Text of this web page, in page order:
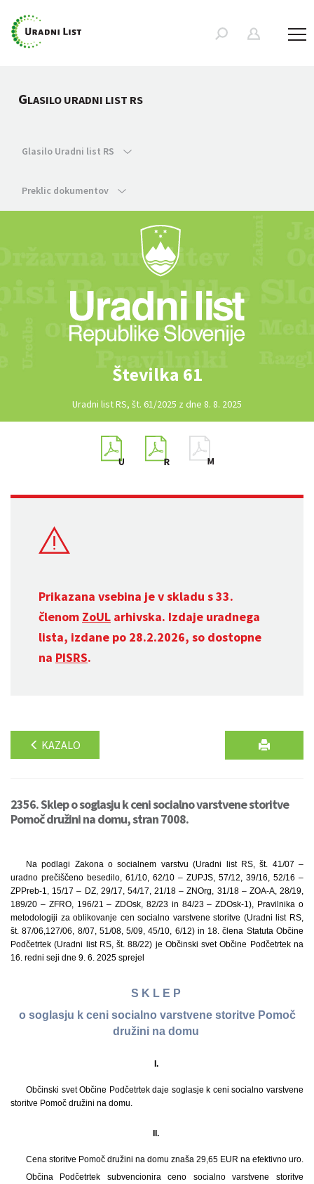
GLASILO URADNI LIST RS
Glasilo Uradni list RS
Preklic dokumentov
Številka 61
Uradni list RS, št. 61/2025 z dne 8. 8. 2025
Prikazana vsebina je v skladu s 33.
členom ZoUL arhivska. Izdaje uradnega
lista, izdane po 28.2.2026, so dostopne
na PISRS.
KAZALO
2356. Sklep o soglasju k ceni socialno varstvene storitve
Pomoč družini na domu, stran 7008.
Na podlagi Zakona o socialnem varstvu (Uradni list RS, št. 41/07 –
uradno prečiščeno besedilo, 61/10, 62/10 – ZUPJS, 57/12, 39/16, 52/16 –
ZPPreb-1, 15/17 – DZ, 29/17, 54/17, 21/18 – ZNOrg, 31/18 – ZOA-A, 28/19,
189/20 – ZFRO, 196/21 – ZDOsk, 82/23 in 84/23 – ZDOsk-1), Pravilnika o
metodologiji za oblikovanje cen socialno varstvene storitve (Uradni list RS,
št. 87/06,127/06, 8/07, 51/08, 5/09, 45/10, 6/12) in 18. člena Statuta Občine
Podčetrtek (Uradni list RS, št. 88/22) je Občinski svet Občine Podčetrtek na
16. redni seji dne 9. 6. 2025 sprejel
S K L E P
o soglasju k ceni socialno varstvene storitve Pomoč
družini na domu
I.
Občinski svet Občine Podčetrtek daje soglasje k ceni socialno varstvene
storitve Pomoč družini na domu.
II.
Cena storitve Pomoč družini na domu znaša 29,65 EUR na efektivno uro.
Občina Podčetrtek subvencionira ceno socialno varstvene storitve